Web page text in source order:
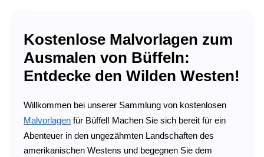
Kostenlose Malvorlagen zum
Ausmalen von Büffeln:
Entdecke den Wilden Westen!
Willkommen bei unserer Sammlung von kostenlosen
Malvorlagen für Büffel! Machen Sie sich bereit für ein
Abenteuer in den ungezähmten Landschaften des
amerikanischen Westens und begegnen Sie dem